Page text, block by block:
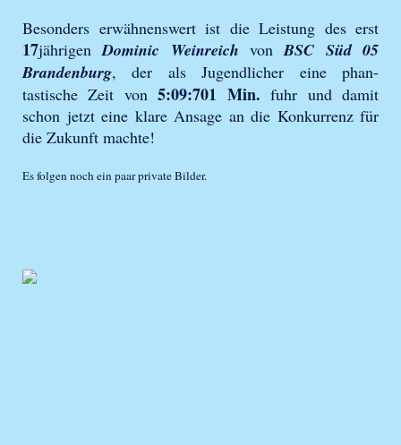
Besonders erwähnenswert ist die Leistung des erst
17jährigenDominic Weinreich vonBSC Süd 05
Brandenburg, der als Jugendlicher eine phan-
tastische Zeit von5:09:701 Min. fuhr und damit
schon jetzt eine klare Ansage an die Konkurrenz für
die Zukunft machte!
Es folgen noch ein paar private Bilder.